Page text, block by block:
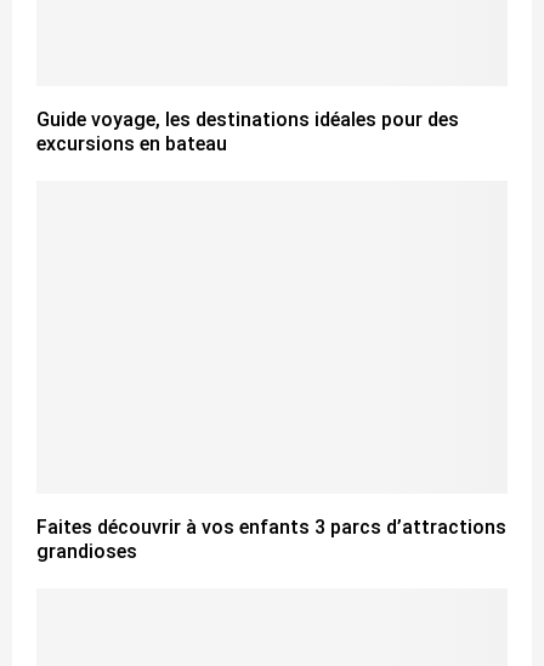
Guide voyage, les destinations idéales pour des
excursions en bateau
Faites découvrir à vos enfants 3 parcs d’attractions
grandioses